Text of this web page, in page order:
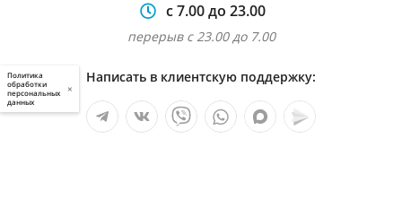
с 7.00 до 23.00
перерыв с 23.00 до 7.00
Написать в клиентскую поддержку:
Политика
обработки
персональных
данных
×